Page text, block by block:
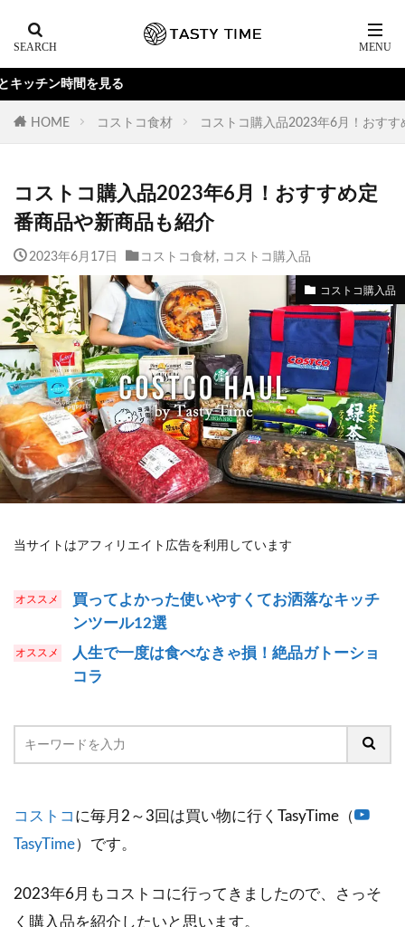
HOME コストコ食材 コストコ購入品2023年6月！おす
コストコ購入品2023年6月！おすすめ定
番商品や新商品も紹介
2023年6月17日 コストコ食材, コストコ購入品
コストコ購入品
当サイトはアフィリエイト広告を利用しています
買ってよかった使いやすくてお洒落なキッチ
ンツール12選
人生で一度は食べなきゃ損！絶品ガトーショ
コラ
コストコ に毎月2～3回は買い物に行くTasyTime（
TasyTime）です。
2023年6月もコストコに行ってきましたので、さっそ
く購入品を紹介したいと思います。